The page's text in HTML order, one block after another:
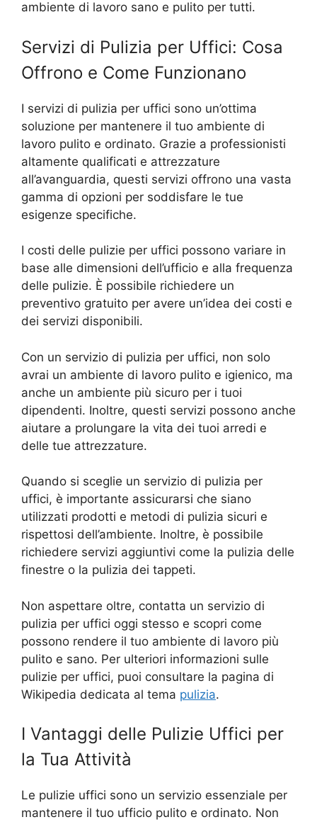
ambiente di lavoro sano e pulito per tutti.
Servizi di Pulizia per Uffici: Cosa
Offrono e Come Funzionano
I servizi di pulizia per uffici sono un’ottima
soluzione per mantenere il tuo ambiente di
lavoro pulito e ordinato. Grazie a professionisti
altamente qualificati e attrezzature
all’avanguardia, questi servizi offrono una vasta
gamma di opzioni per soddisfare le tue
esigenze specifiche.
I costi delle pulizie per uffici possono variare in
base alle dimensioni dell’ufficio e alla frequenza
delle pulizie. È possibile richiedere un
preventivo gratuito per avere un’idea dei costi e
dei servizi disponibili.
Con un servizio di pulizia per uffici, non solo
avrai un ambiente di lavoro pulito e igienico, ma
anche un ambiente più sicuro per i tuoi
dipendenti. Inoltre, questi servizi possono anche
aiutare a prolungare la vita dei tuoi arredi e
delle tue attrezzature.
Quando si sceglie un servizio di pulizia per
uffici, è importante assicurarsi che siano
utilizzati prodotti e metodi di pulizia sicuri e
rispettosi dell’ambiente. Inoltre, è possibile
richiedere servizi aggiuntivi come la pulizia delle
finestre o la pulizia dei tappeti.
Non aspettare oltre, contatta un servizio di
pulizia per uffici oggi stesso e scopri come
possono rendere il tuo ambiente di lavoro più
pulito e sano. Per ulteriori informazioni sulle
pulizie per uffici, puoi consultare la pagina di
Wikipedia dedicata al tema pulizia.
I Vantaggi delle Pulizie Uffici per
la Tua Attività
Le pulizie uffici sono un servizio essenziale per
mantenere il tuo ufficio pulito e ordinato. Non